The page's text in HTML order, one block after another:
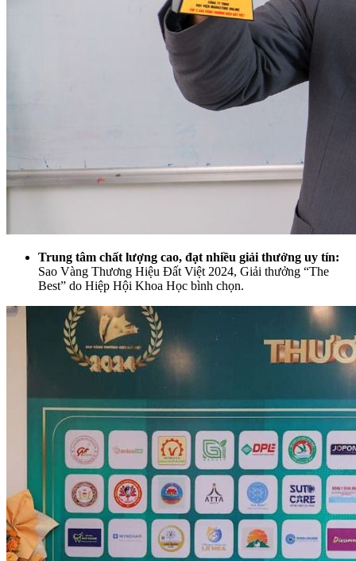
Trung tâm chất lượng cao, đạt nhiều giải thưởng uy tín:
Sao Vàng Thương Hiệu Đất Việt 2024, Giải thưởng “The
Best” do Hiệp Hội Khoa Học bình chọn.